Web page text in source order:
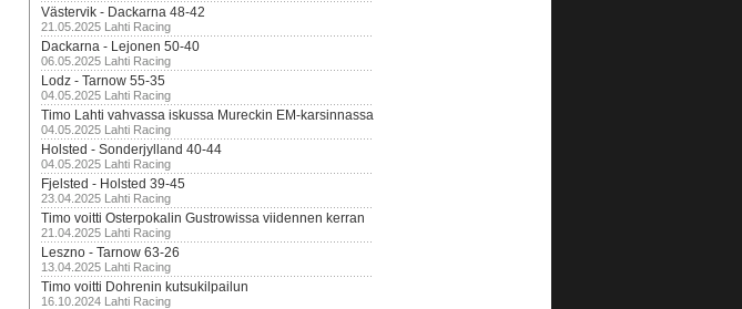
Västervik - Dackarna 48-42
21.05.2025 Lahti Racing
Dackarna - Lejonen 50-40
06.05.2025 Lahti Racing
Lodz - Tarnow 55-35
04.05.2025 Lahti Racing
Timo Lahti vahvassa iskussa Mureckin EM-karsinnassa
04.05.2025 Lahti Racing
Holsted - Sonderjylland 40-44
04.05.2025 Lahti Racing
Fjelsted - Holsted 39-45
23.04.2025 Lahti Racing
Timo voitti Osterpokalin Gustrowissa viidennen kerran
21.04.2025 Lahti Racing
Leszno - Tarnow 63-26
13.04.2025 Lahti Racing
Timo voitti Dohrenin kutsukilpailun
16.10.2024 Lahti Racing